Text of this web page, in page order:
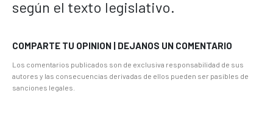
según el texto legislativo.
COMPARTE TU OPINION | DEJANOS UN COMENTARIO
Los comentarios publicados son de exclusiva responsabilidad de sus
autores y las consecuencias derivadas de ellos pueden ser pasibles de
sanciones legales.